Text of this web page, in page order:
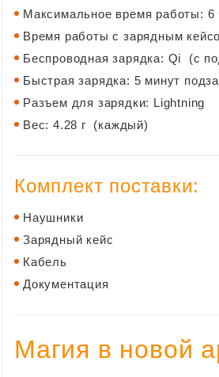
Максимальное время работы: 6
Время работы с зарядным
Беспроводная зарядка: Qi (с
Быстрая зарядка: 5 минут
Разъем для зарядки: Lightning
Вес: 4.28 г (каждый)
Комплект поставки:
Наушники
Зарядный кейс
Кабель
Документация
Магия в новой